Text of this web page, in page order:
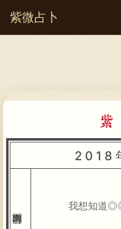
紫微占卜
2018
我想知道